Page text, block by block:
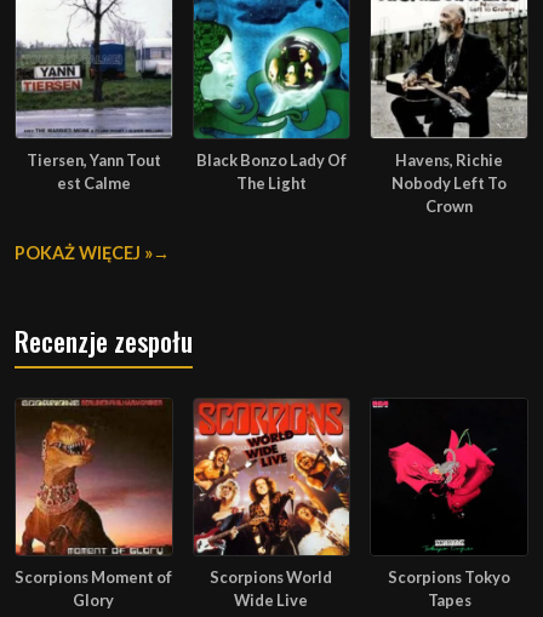
Tiersen, Yann Tout
est Calme
Black Bonzo Lady Of
The Light
Havens, Richie
Nobody Left To
Crown
POKAŻ WIĘCEJ »
Recenzje zespołu
Scorpions Moment of
Glory
Scorpions World
Wide Live
Scorpions Tokyo
Tapes